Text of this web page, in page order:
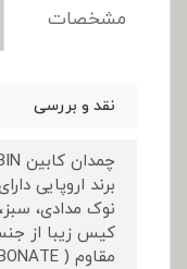
مشخصات
نقد و بررسی
برند اروپایی
نوک مدادی،